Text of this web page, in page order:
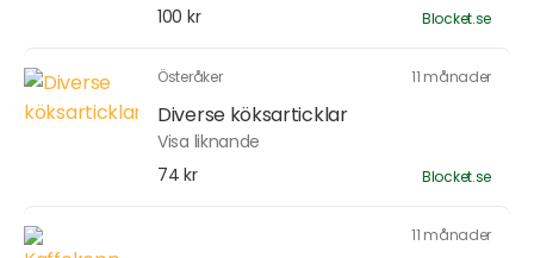
100 kr
Blocket.se
Österåker 11 månader
Diverse köksarticklar
Visa liknande
74 kr
Blocket.se
11 månader